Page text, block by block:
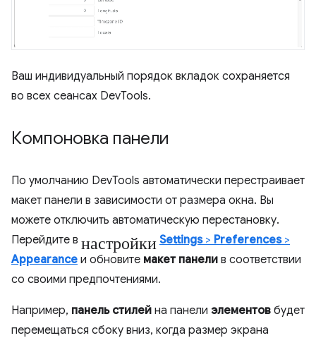
Ваш индивидуальный порядок вкладок сохраняется
во всех сеансах DevTools.
Компоновка панели
По умолчанию DevTools автоматически перестраивает
макет панели в зависимости от размера окна. Вы
можете отключить автоматическую перестановку.
Перейдите в настройки Settings> Preferences>
Appearance и обновите макет панели в соответствии
со своими предпочтениями.
Например, панель стилей на панели элементов будет
перемещаться сбоку вниз, когда размер экрана